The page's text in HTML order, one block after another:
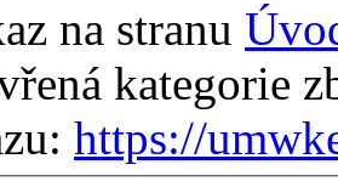
na stranu
kategorie
https://